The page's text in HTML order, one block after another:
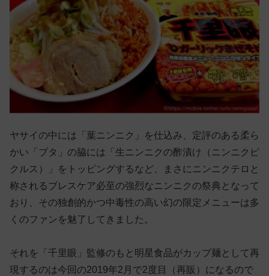
ヤサイの中には「葉ニンニク」を仕込み、定評のある柔ら
かい「ブタ」の脇には「生ニンニクの酢漬け（ニンニクピ
クルス）」をトッピングするなど、まさにニンニクテロと
称されるブレスケア必至の強烈なニンニクの祭典となって
おり、その独創的かつ中毒性の高い幻の限定メニューは多
くのファンを魅了してきました。
それを「千里眼」監修のもと明星食品がカップ麺として再
現するのは今回の2019年2月で2度目（再販）になるので